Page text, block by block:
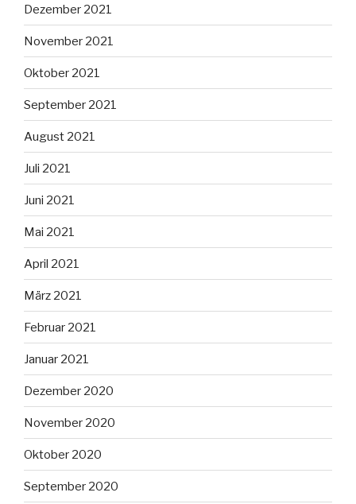
Dezember 2021
November 2021
Oktober 2021
September 2021
August 2021
Juli 2021
Juni 2021
Mai 2021
April 2021
März 2021
Februar 2021
Januar 2021
Dezember 2020
November 2020
Oktober 2020
September 2020